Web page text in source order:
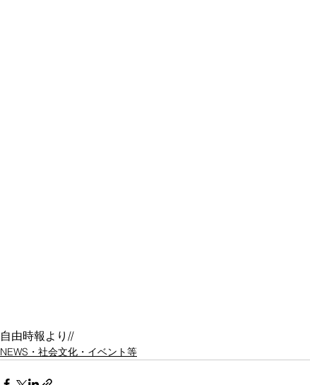
自由時報より//
NEWS・社会文化・イベント等